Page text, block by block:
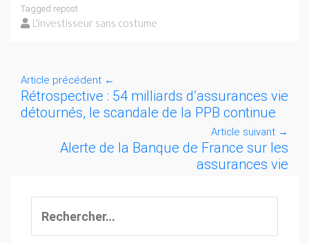
Tagged repost
L'investisseur sans costume
Article précédent ←
Rétrospective : 54 milliards d’assurances vie
détournés, le scandale de la PPB continue
Article suivant →
Alerte de la Banque de France sur les
assurances vie